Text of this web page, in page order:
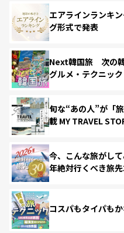
エアラインランキ
グ形式で発表
Next韓国旅 次の韓
グルメ・テクニック
旬な“あの人”が「
載 MY TRAVEL
今、こんな旅がし
年絶対行くべき旅
コスパもタイパも